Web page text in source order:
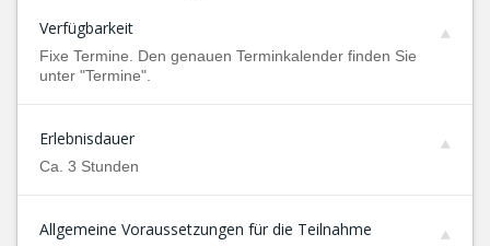
Verfügbarkeit
Fixe Termine. Den genauen Terminkalender finden Sie
unter "Termine".
Erlebnisdauer
Ca. 3 Stunden
Allgemeine Voraussetzungen für die Teilnahme